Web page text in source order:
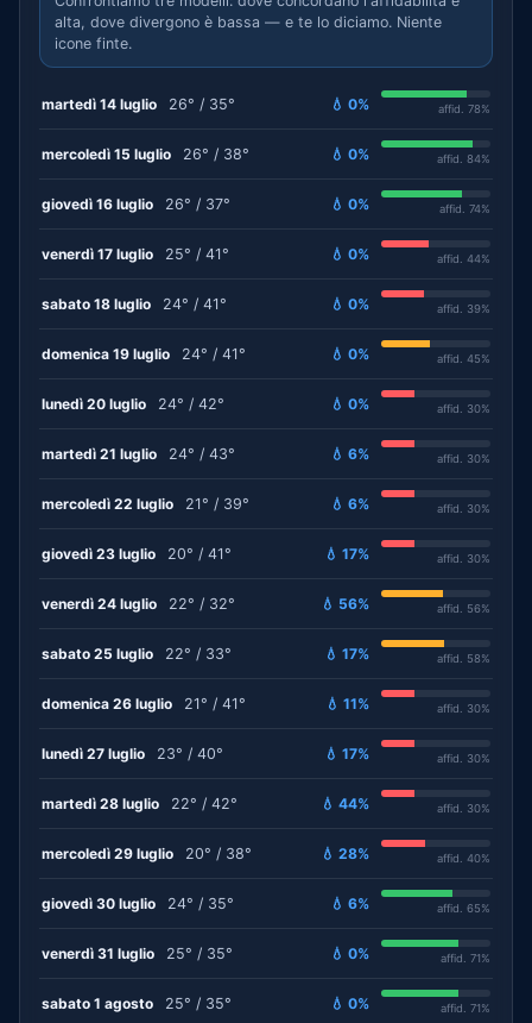
alta, dove divergono è bassa — e te lo diciamo. Niente
icone finte.
martedì 14 luglio 26° / 35° 💧 0% affid. 78%
mercoledì 15 luglio 26° / 38° 💧 0% affid. 84%
giovedì 16 luglio 26° / 37° 💧 0% affid. 74%
venerdì 17 luglio 25° / 41° 💧 0% affid. 44%
sabato 18 luglio 24° / 41° 💧 0% affid. 39%
domenica 19 luglio 24° / 41° 💧 0% affid. 45%
lunedì 20 luglio 24° / 42° 💧 0% affid. 30%
martedì 21 luglio 24° / 43° 💧 6% affid. 30%
mercoledì 22 luglio 21° / 39° 💧 6% affid. 30%
giovedì 23 luglio 20° / 41° 💧 17% affid. 30%
venerdì 24 luglio 22° / 32° 💧 56% affid. 56%
sabato 25 luglio 22° / 33° 💧 17% affid. 58%
domenica 26 luglio 21° / 41° 💧 11% affid. 30%
lunedì 27 luglio 23° / 40° 💧 17% affid. 30%
martedì 28 luglio 22° / 42° 💧 44% affid. 30%
mercoledì 29 luglio 20° / 38° 💧 28% affid. 40%
giovedì 30 luglio 24° / 35° 💧 6% affid. 65%
venerdì 31 luglio 25° / 35° 💧 0% affid. 71%
sabato 1 agosto 25° / 35° 💧 0% affid. 71%